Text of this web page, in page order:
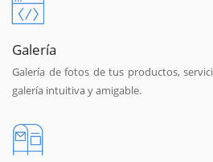
Galería
Galería de fotos de tus productos,
galería intuitiva y amigable.